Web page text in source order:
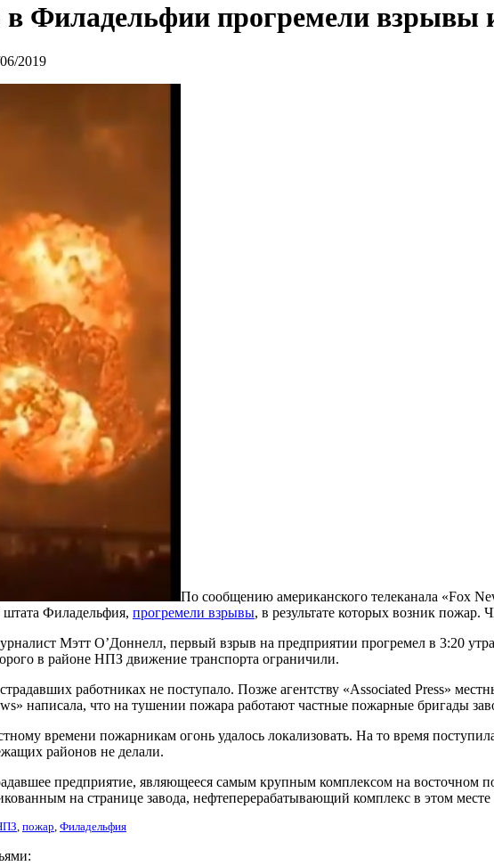
Филадельфии прогремели взрывы
2019
По сообщению американского телеканала «Fox
Филадельфия, прогремели взрывы, в результате которых возник
Мэтт О’Доннелл, первый взрыв на предприятии прогремел в 3:20
в районе НПЗ движение транспорта ограничили.
работниках не поступало. Позже агентству «Associated Press»
написала, что на тушении пожара работают частные пожарные бригады
времени пожарникам огонь удалось локализовать. На то время
районов не делали.
предприятие, являющееся самым крупным комплексом на восточном
на странице завода, нефтеперерабатывающий комплекс в этом
, пожар, Филадельфия